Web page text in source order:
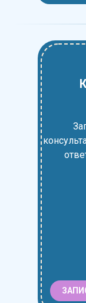
уроки
месте